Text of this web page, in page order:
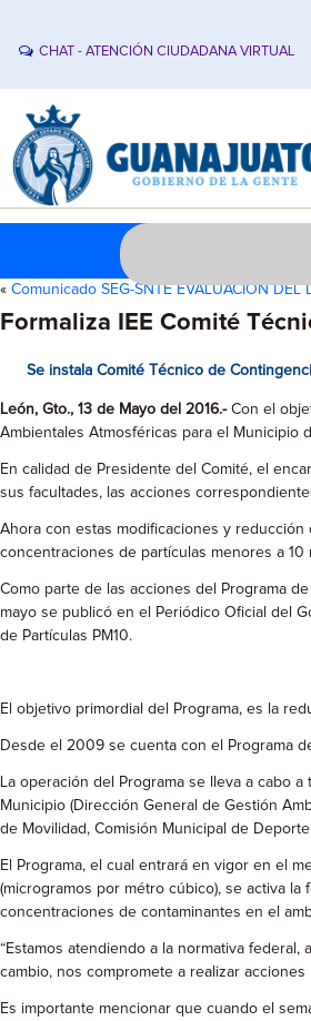
CHAT - ATENCIÓN CIUDADANA VIRTUAL
« Comunicado SEG-SNTE EVALUACIÓN DEL
Formaliza IEE Comité
Se instala Comité Técnico de
León, Gto., 13 de Mayo del 2016.- Con el
Ambientales Atmosféricas para el Municipio
En calidad de Presidente del Comité, el
sus facultades, las acciones
Ahora con estas modificaciones y
concentraciones de partículas menores a
Como parte de las acciones del Programa
mayo se publicó en el Periódico Oficial del
de Partículas PM10.
El objetivo primordial del Programa, es la
Desde el 2009 se cuenta con el Programa
La operación del Programa se lleva a cabo
Municipio (Dirección General de Gestión
de Movilidad, Comisión Municipal de
El Programa, el cual entrará en vigor en el
(microgramos por métro cúbico), se activa
concentraciones de contaminantes en el
“Estamos atendiendo a la normativa
cambio, nos compromete a realizar
Es importante mencionar que cuando el